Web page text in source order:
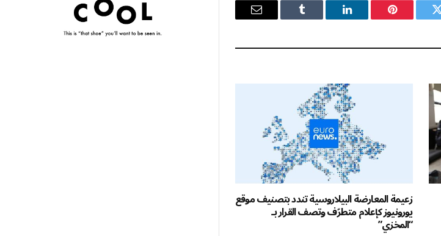
تويتر بينتيريستلينكدإن Tumblr
البريد
زعيمة المعارضة البيلاروسية تندد بتصنيف موقع
يورونيوز كإعلام متطرّف وتصف القرار بـ
“المخزي”